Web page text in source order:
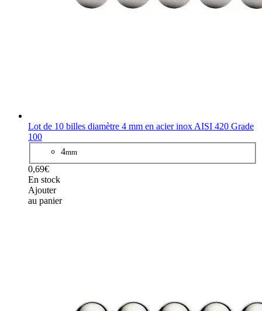
Lot de 10 billes diamètre 4 mm en acier inox AISI 420 Grade
100
4mm
0,69€
En stock
Ajouter
au panier